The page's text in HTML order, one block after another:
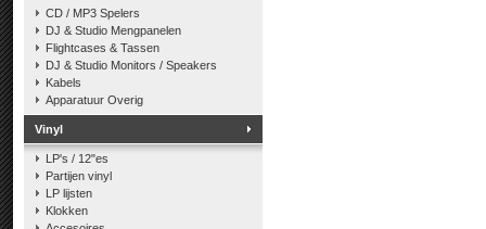
CD / MP3 Spelers
DJ & Studio Mengpanelen
Flightcases & Tassen
DJ & Studio Monitors / Speakers
Kabels
Apparatuur Overig
Vinyl
LP's / 12"es
Partijen vinyl
LP lijsten
Klokken